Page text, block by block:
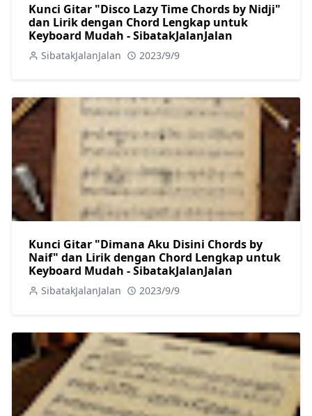
Kunci Gitar "Disco Lazy Time Chords by Nidji"
dan Lirik dengan Chord Lengkap untuk
Keyboard Mudah - SibatakJalanJalan
SibatakJalanJalan 2023/9/9
Kunci Gitar "Dimana Aku Disini Chords by
Naif" dan Lirik dengan Chord Lengkap untuk
Keyboard Mudah - SibatakJalanJalan
SibatakJalanJalan 2023/9/9